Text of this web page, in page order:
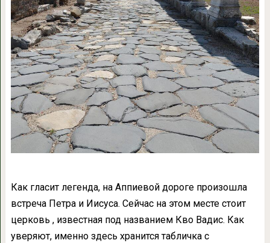
Как гласит легенда, на Аппиевой дороге произошла
встреча Петра и Иисуса. Сейчас на этом месте стоит
церковь , известная под названием Кво Вадис. Как
уверяют, именно здесь хранится табличка с